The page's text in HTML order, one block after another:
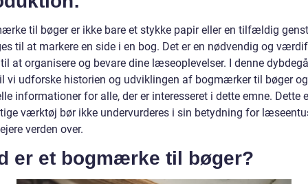
til bøger er ikke bare et stykke papir eller en tilfældig
til at markere en side i en bog. Det er en nødvendig og
at organisere og bevare dine læseoplevelser. I denne
vi udforske historien og udviklingen af bogmærker til bøger
informationer for alle, der er interesseret i dette emne. Dette
værktøj bør ikke undervurderes i sin betydning for
verden over.
er et bogmærke til bøger?